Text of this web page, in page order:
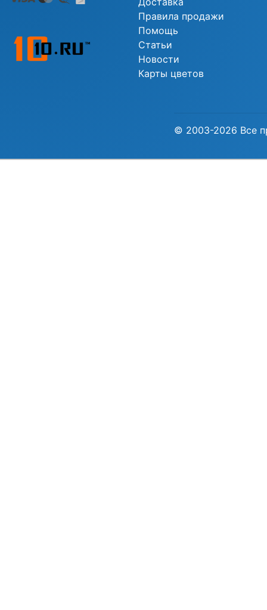
Правила продажи
Помощь
Статьи
Новости
Карты цветов
© 2003-2026 Все